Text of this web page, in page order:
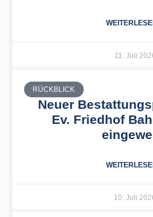
11. Juli
RÜCKBLICK
Neuer
Ev. Friedhof
10. Juli